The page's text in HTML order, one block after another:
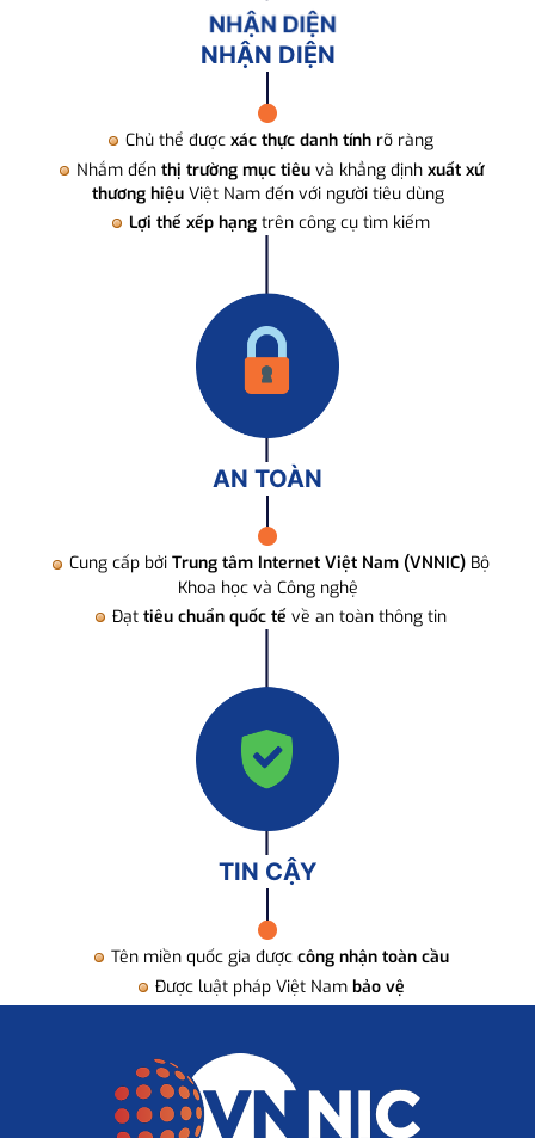
NHẬN DIỆN
Chủ thể được xác thực danh tính rõ ràng
Nhắm đến thị trường mục tiêuvà khẳng định xuất xứ
thương hiệuViệt Nam đến với người tiêu dùng
Lợi thế xếp hạng trên công cụ tìm kiếm
AN TOÀN
Cung cấp bởi Trung tâm Internet Việt Nam (VNNIC) Bộ
Khoa học và Công nghệ
Đạt tiêu chuẩn quốc tế về an toàn thông tin
TIN CẬY
Tên miền quốc gia được công nhận toàn cầu
Được luật pháp Việt Nam bảo vệ